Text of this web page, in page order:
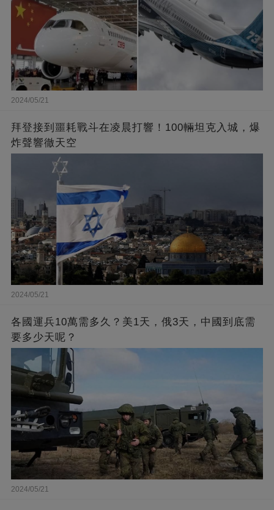
2024/05/21
拜登接到噩耗戰斗在凌晨打響！100輛坦克入城，爆
炸聲響徹天空
2024/05/21
各國運兵10萬需多久？美1天，俄3天，中國到底需
要多少天呢？
2024/05/21